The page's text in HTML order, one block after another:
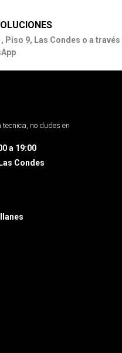
Piso 9, Las Condes o a través
no dudes en
a 19:00
Condes